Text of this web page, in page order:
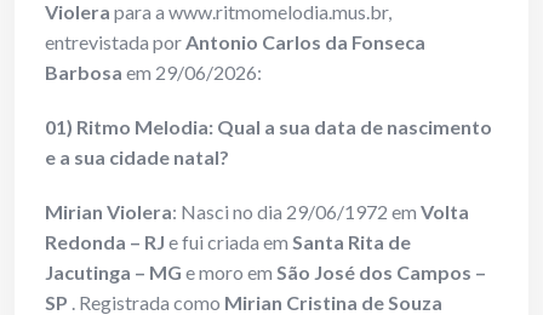
Violera para a www.ritmomelodia.mus.br,
entrevistada por Antonio Carlos da Fonseca
Barbosa em 29/06/2026:
01) Ritmo Melodia: Qual a sua data de nascimento
e a sua cidade natal?
Mirian Violera: Nasci no dia 29/06/1972 em Volta
Redonda – RJ e fui criada em Santa Rita de
Jacutinga – MG e moro em São José dos Campos –
SP . Registrada como Mirian Cristina de Souza